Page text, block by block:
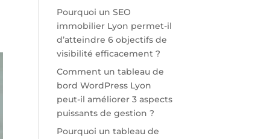
Pourquoi un SEO
immobilier Lyon permet-il
d’atteindre 6 objectifs de
visibilité efficacement ?
Comment un tableau de
bord WordPress Lyon
peut-il améliorer 3 aspects
puissants de gestion ?
Pourquoi un tableau de